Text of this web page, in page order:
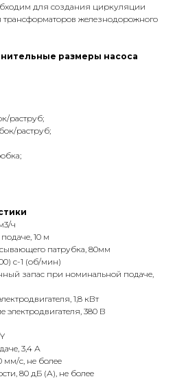
для создания циркуляции
трансформаторов железнодорожного
размеры насоса
раструб;
раструб;
ч
10 м
патрубка, 80мм
с-1 (об/мин)
запас при номинальной подаче,
1,8 кВт
380 В
3,4 А
мм/с, не более
80 дБ (А), не более